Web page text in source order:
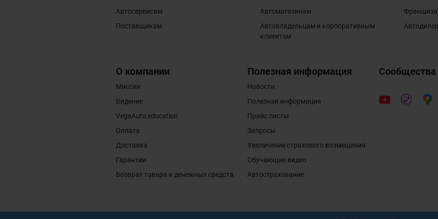
Автосервисам
Поставщикам
Автомагазинам
Автовладельцам и корпоративным
клиентам
Франшиза
О компании
Миссия
Видение
VegaAuto education
Оплата
Доставка
Гарантии
Возврат товара и денежных средств
Полезная информация
Новости
Полезная информация
Прайс листы
Запросы
Увеличение страхового возмещения
Обучающие видео
Автострахование
Сообщества